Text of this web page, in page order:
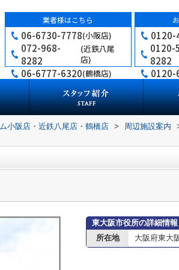
業者様はこちら
06-6730-7778(小阪店)
072-968-
8282
(近鉄八尾
店)
06-6777-6320(鶴橋店)
0120-
0120-
8282
0120-
小阪店・近鉄八尾店・鶴橋店 > 周辺施設案内
東大阪市役所の詳細情報
所在地
大阪府東大